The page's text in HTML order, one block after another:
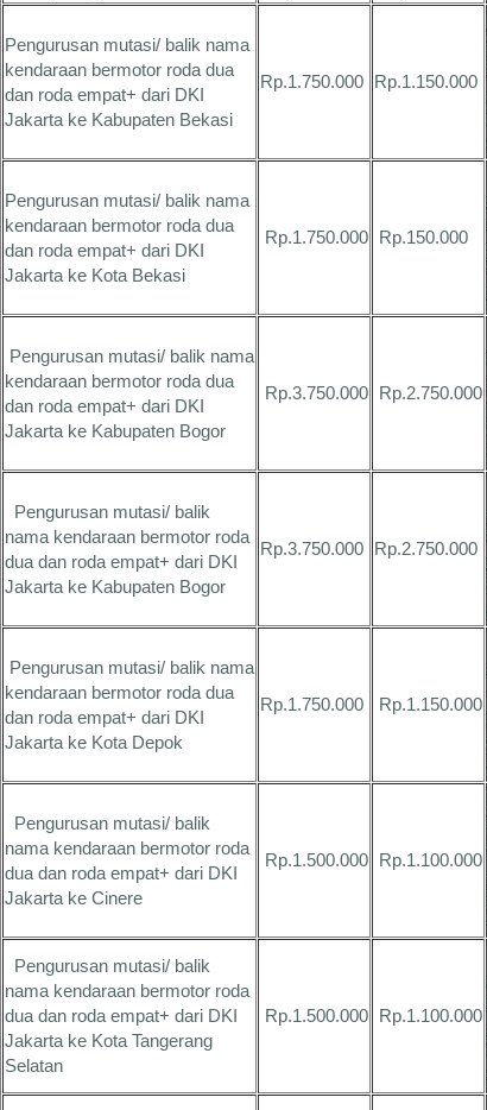
Pengurusan mutasi/ balik nama
kendaraan bermotor roda dua
dan roda empat+ dari DKI
Jakarta ke Kabupaten Bekasi
Rp.1.750.000 Rp.1.150.000
Pengurusan mutasi/ balik nama
kendaraan bermotor roda dua
dan roda empat+ dari DKI
Jakarta ke Kota Bekasi
Rp.1.750.000 Rp.150.000
Pengurusan mutasi/ balik nama
kendaraan bermotor roda dua
dan roda empat+ dari DKI
Jakarta ke Kabupaten Bogor
Rp.3.750.000 Rp.2.750.000
Pengurusan mutasi/ balik
nama kendaraan bermotor roda
dua dan roda empat+ dari DKI
Jakarta ke Kabupaten Bogor
Rp.3.750.000 Rp.2.750.000
Pengurusan mutasi/ balik nama
kendaraan bermotor roda dua
dan roda empat+ dari DKI
Jakarta ke Kota Depok
Rp.1.750.000 Rp.1.150.000
Pengurusan mutasi/ balik
nama kendaraan bermotor roda
dua dan roda empat+ dari DKI
Jakarta ke Cinere
Rp.1.500.000 Rp.1.100.000
Pengurusan mutasi/ balik
nama kendaraan bermotor roda
dua dan roda empat+ dari DKI
Jakarta ke Kota Tangerang
Selatan
Rp.1.500.000 Rp.1.100.000